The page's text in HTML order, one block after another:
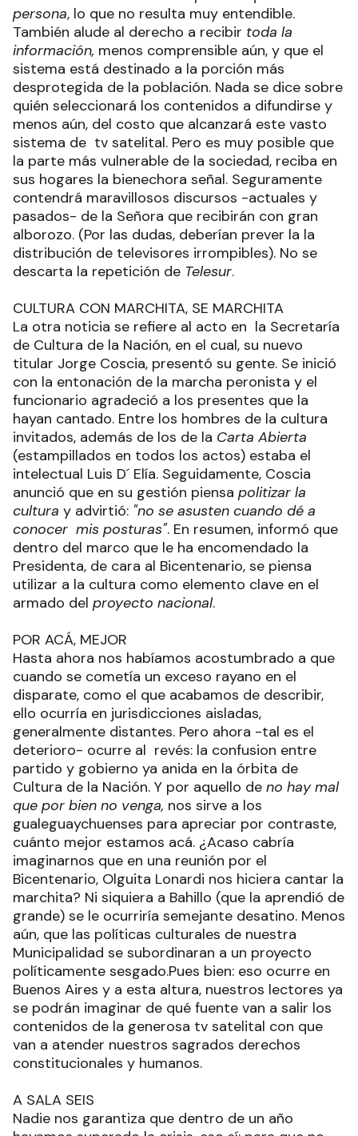
persona, lo que no resulta muy entendible.
También alude al derecho a recibir toda la
información, menos comprensible aún, y que el
sistema está destinado a la porción más
desprotegida de la población. Nada se dice sobre
quién seleccionará los contenidos a difundirse y
menos aún, del costo que alcanzará este vasto
sistema de tv satelital. Pero es muy posible que
la parte más vulnerable de la sociedad, reciba en
sus hogares la bienechora señal. Seguramente
contendrá maravillosos discursos -actuales y
pasados- de la Señora que recibirán con gran
alborozo. (Por las dudas, deberían prever la la
distribución de televisores irrompibles). No se
descarta la repetición de Telesur.
CULTURA CON MARCHITA, SE MARCHITA
La otra noticia se refiere al acto en la Secretaría
de Cultura de la Nación, en el cual, su nuevo
titular Jorge Coscia, presentó su gente. Se inició
con la entonación de la marcha peronista y el
funcionario agradeció a los presentes que la
hayan cantado. Entre los hombres de la cultura
invitados, además de los de la Carta Abierta
(estampillados en todos los actos) estaba el
intelectual Luis D´ Elía. Seguidamente, Coscia
anunció que en su gestión piensa politizar la
cultura y advirtió: "no se asusten cuando dé a
conocer mis posturas". En resumen, informó que
dentro del marco que le ha encomendado la
Presidenta, de cara al Bicentenario, se piensa
utilizar a la cultura como elemento clave en el
armado del proyecto nacional.
POR ACÁ, MEJOR
Hasta ahora nos habíamos acostumbrado a que
cuando se cometía un exceso rayano en el
disparate, como el que acabamos de describir,
ello ocurría en jurisdicciones aisladas,
generalmente distantes. Pero ahora -tal es el
deterioro- ocurre al revés: la confusion entre
partido y gobierno ya anida en la órbita de
Cultura de la Nación. Y por aquello de no hay mal
que por bien no venga, nos sirve a los
gualeguaychuenses para apreciar por contraste,
cuánto mejor estamos acá. ¿Acaso cabría
imaginarnos que en una reunión por el
Bicentenario, Olguita Lonardi nos hiciera cantar la
marchita? Ni siquiera a Bahillo (que la aprendió de
grande) se le ocurriría semejante desatino. Menos
aún, que las políticas culturales de nuestra
Municipalidad se subordinaran a un proyecto
políticamente sesgado.Pues bien: eso ocurre en
Buenos Aires y a esta altura, nuestros lectores ya
se podrán imaginar de qué fuente van a salir los
contenidos de la generosa tv satelital con que
van a atender nuestros sagrados derechos
constitucionales y humanos.
A SALA SEIS
Nadie nos garantiza que dentro de un año